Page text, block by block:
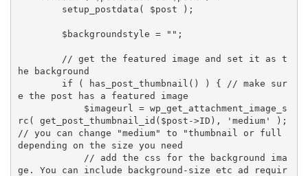
he background
e the post has a featured image
rc( get_post_thumbnail_id($post->ID), 'medium' );
// you can change "medium" to "thumbnail or full
depending on the size you need
ge. You can include background-size etc ad requir